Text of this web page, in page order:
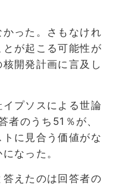
かった。さもなけれ
が起こる可能性が
開発計画に言及し
プソスによる世論
者のうち51％が、
に見合う価値がな
なった。
えたのは回答者の